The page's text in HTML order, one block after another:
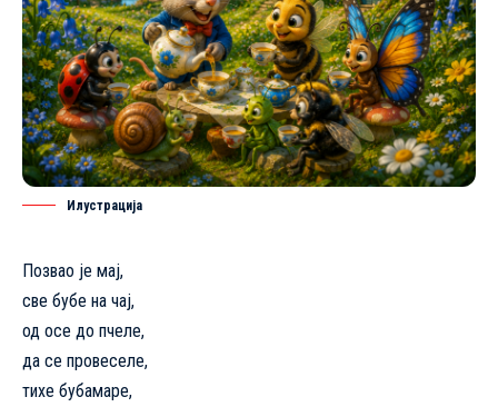
Илустрација
Позвао је мај,
све бубе на чај,
од осе до пчеле,
да се провеселе,
тихе бубамаре,